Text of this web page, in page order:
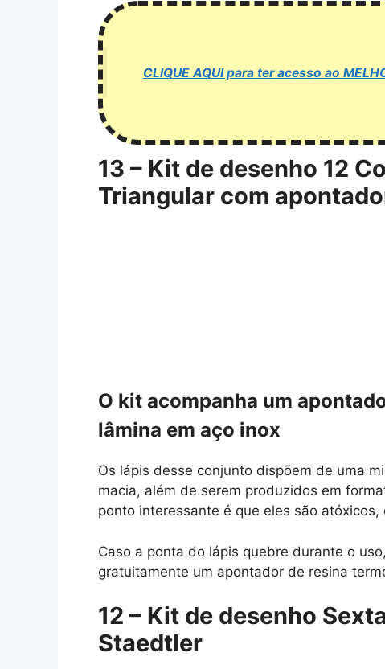
CLIQUE AQUI para ter acesso ao
13 – Kit de desenho 12
Triangular com
O kit acompanha um
lâmina em aço inox
Os lápis desse conjunto dispõem de uma
macia, além de serem produzidos em
ponto interessante é que eles são
Caso a ponta do lápis quebre durante o
gratuitamente um apontador de resina
12 – Kit de desenho
Staedtler